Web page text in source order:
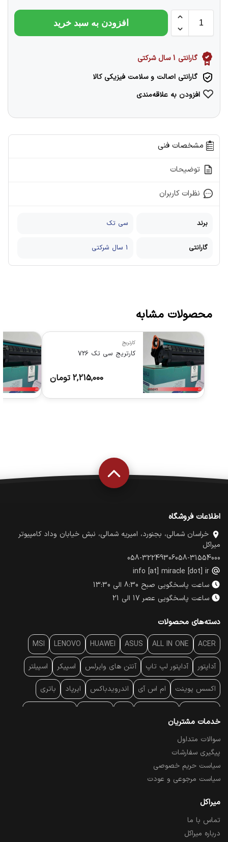
افزودن به سبد خرید
گارانتی 1 سال شرکتی
گارانتی اصالت و سلامت فیزیکی کالا
افزودن به علاقه‌مندی
مشخصات فنی
توضیحات
نظرات کاربران
برند سی تک
گارانتی 1 سال شرکتی
محصولات مشابه
کارتریج
کارتریج سی تک 726
2,215,000 تومان
اطلاعات فروشگاه
خراسان شمالی، بجنورد، امیریه شمالی، نبش خیابان وداد کامپیوتر
میراکل
058-31554000
058-32249306
info [at] miracle [dot] ir
ساعت پاسخگویی صبح 8:30 الی 13:30
ساعت پاسخگویی عصر 17 الی 21
دسته‌های محصولات
ACER
ALL IN ONE
ASUS
HUAWEI
LENOVO
MSI
آداپتور آداپتور لپ تاپ آنتن‌ های وایرلس اسپیکر اسپیلتر
اکسس پوینت ام اس آی اندرویدباکس ایرپاد باتری
پایه سقفی
پرده نمایش
تبلت و موبایل تجهیزات پسیو شبکه
تلویزیون
درایو نوری
خدمات مشتریان
سوالات متداول
پیگیری سفارشات
سیاست حریم خصوصی
سیاست مرجوعی و عودت
میراکل
تماس با ما
درباره میراکل